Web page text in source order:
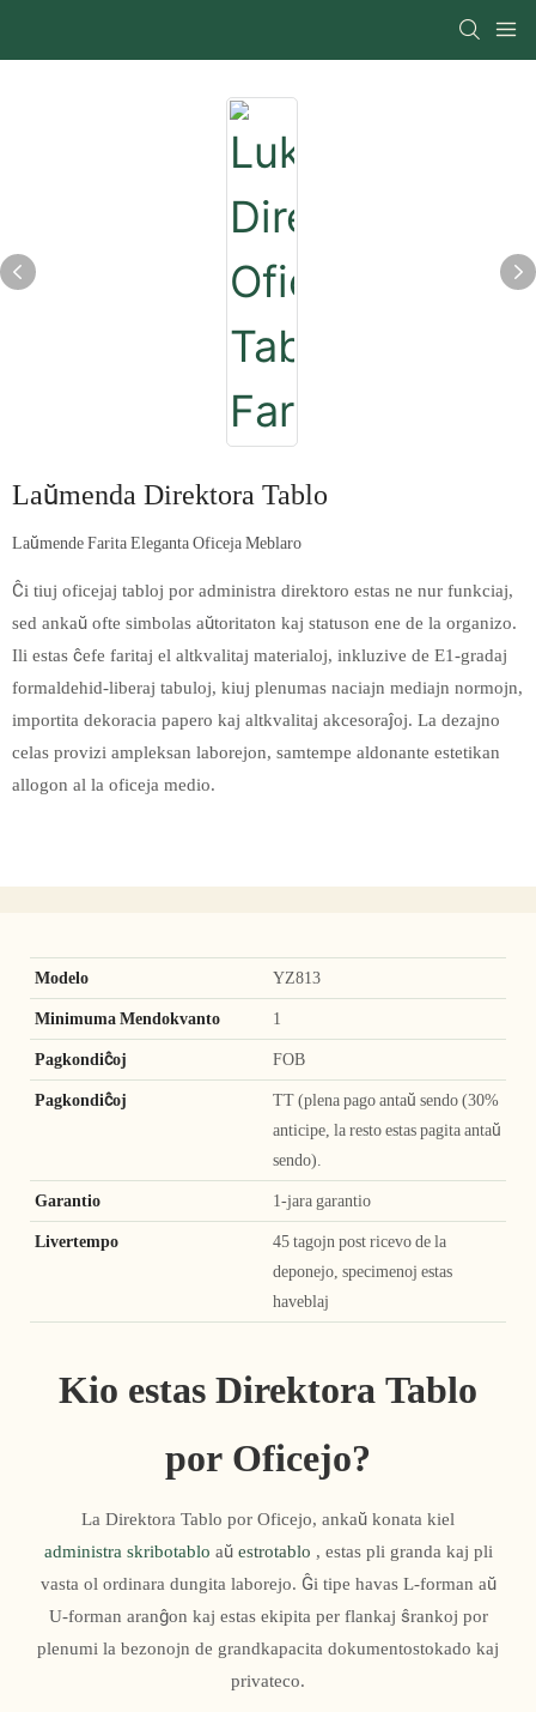
Laŭmenda Direktora Tablo
Laŭmende Farita Eleganta Oficeja Meblaro
Ĉi tiuj oficejaj tabloj por administra direktoro estas ne nur funkciaj,
sed ankaŭ ofte simbolas aŭtoritaton kaj statuson ene de la organizo.
Ili estas ĉefe faritaj el altkvalitaj materialoj, inkluzive de E1-gradaj
formaldehid-liberaj tabuloj, kiuj plenumas naciajn mediajn normojn,
importita dekoracia papero kaj altkvalitaj akcesoraĵoj. La dezajno
celas provizi ampleksan laborejon, samtempe aldonante estetikan
allogon al la oficeja medio.
Modelo YZ813
Minimuma Mendokvanto 1
Pagkondiĉoj FOB
Pagkondiĉoj
TT (plena pago antaŭ sendo (30%
anticipe, la resto estas pagita antaŭ
sendo).
Garantio 1-jara garantio
Livertempo
45 tagojn post ricevo de la
deponejo, specimenoj estas
haveblaj
Kio estas Direktora Tablo
por Oficejo?
La Direktora Tablo por Oficejo, ankaŭ konata kiel
administra skribotablo aŭ estrotablo , estas pli granda kaj pli
vasta ol ordinara dungita laborejo. Ĝi tipe havas L-forman aŭ
U-forman aranĝon kaj estas ekipita per flankaj ŝrankoj por
plenumi la bezonojn de grandkapacita dokumentostokado kaj
privateco.